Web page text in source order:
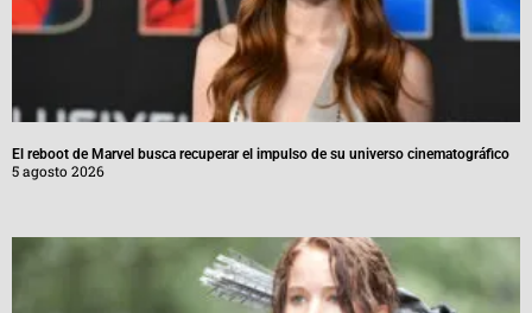
El reboot de Marvel busca recuperar el impulso de su universo cinematográfico
5 agosto 2026